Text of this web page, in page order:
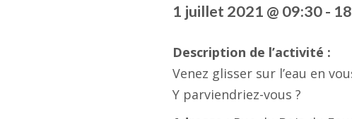
1 juillet 2021 @ 09:30-
Description de l’activité :
Venez glisser sur l’eau en
Y parviendriez-vous ?